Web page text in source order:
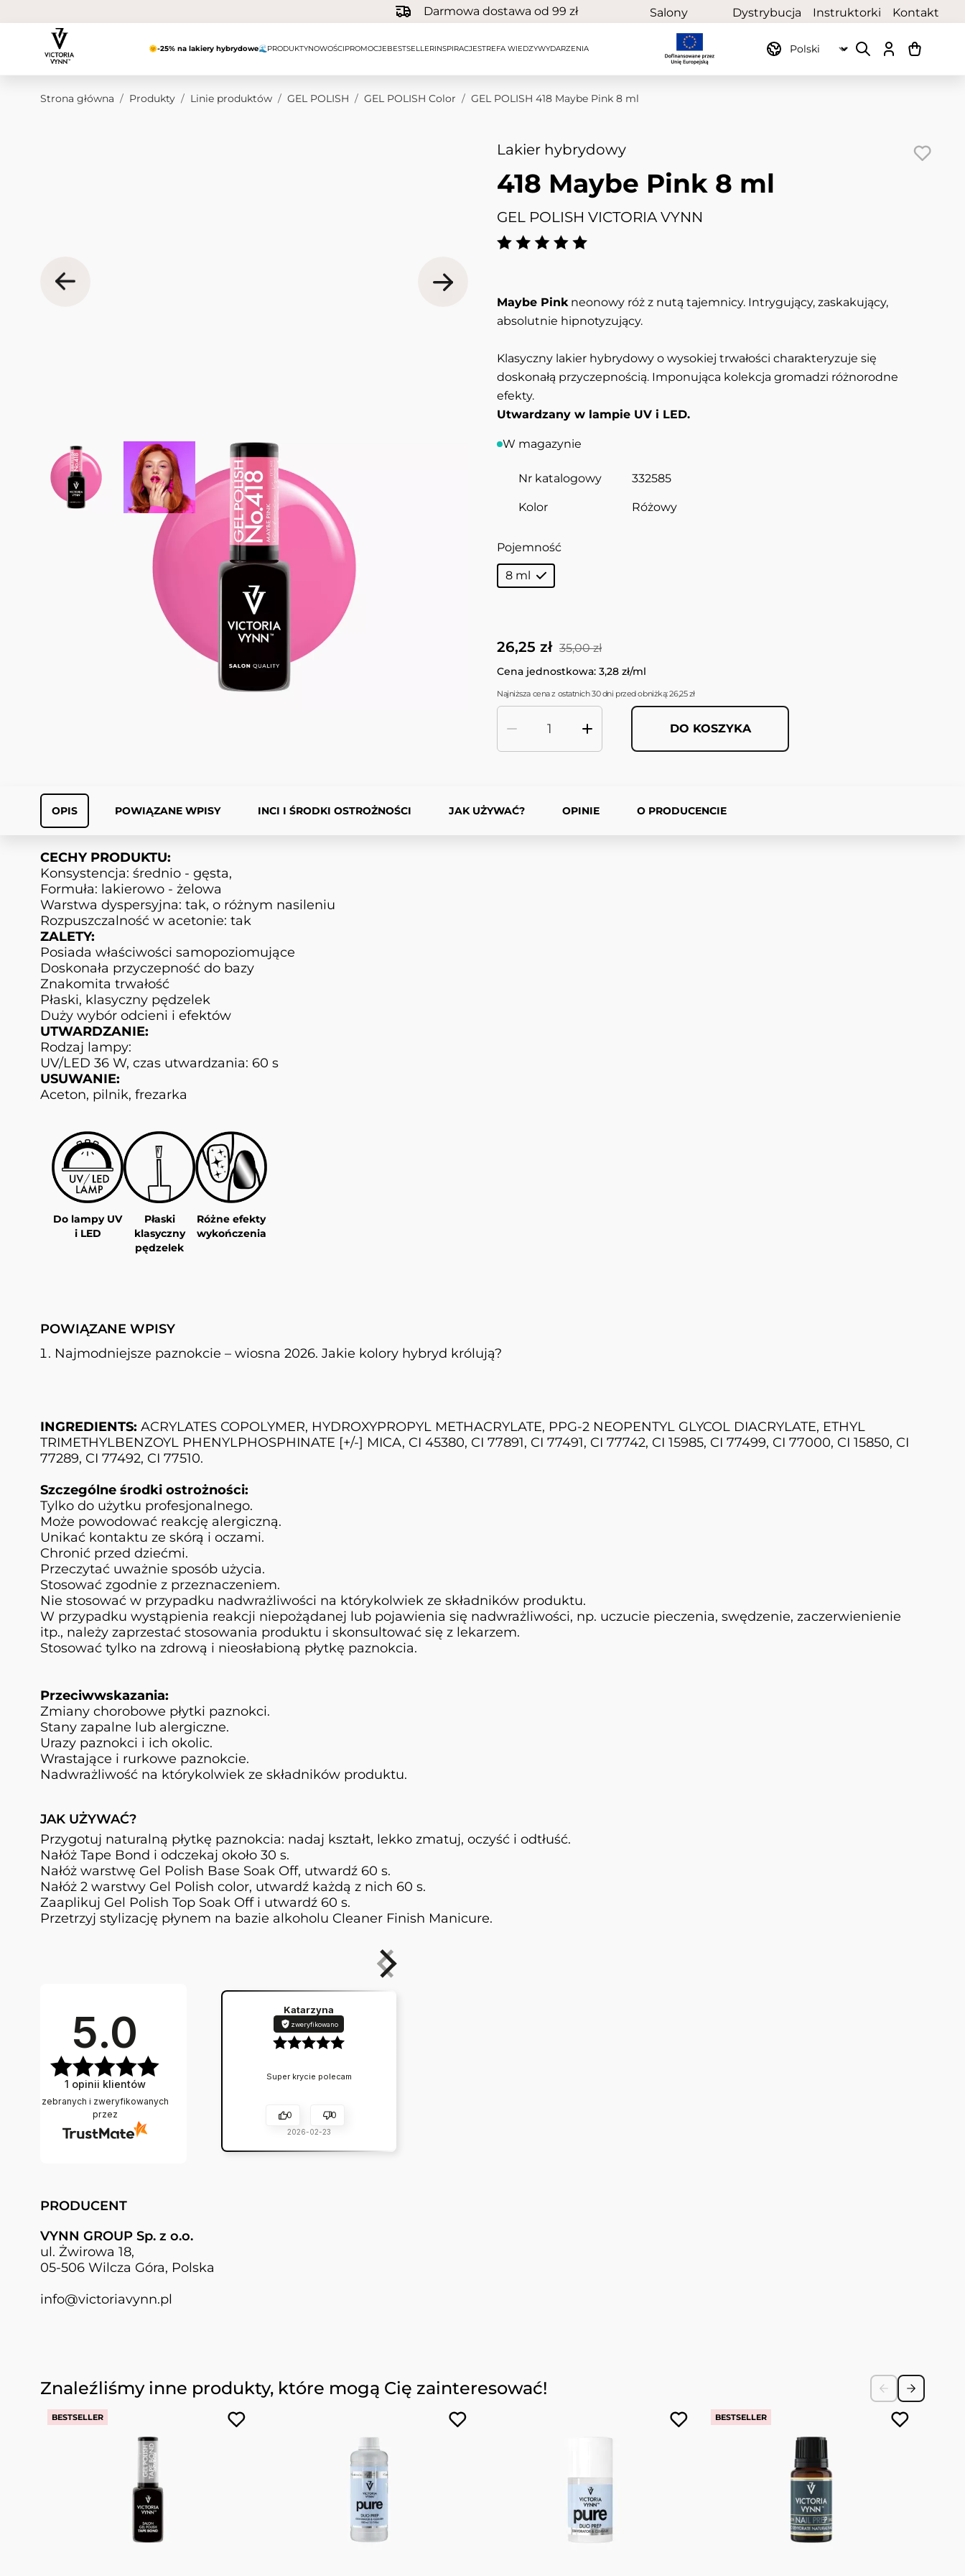
Darmowa dostawa od 99 zł
Salony
partnerskie
Dystrybucja Instruktorki Kontakt
🌞-25% na lakiery hybrydowe🌊 PRODUKTYNOWOŚCIPROMOCJEBESTSELLERINSPIRACJESTREFA WIEDZYWYDARZENIA
Strona główna / Produkty / Linie produktów / GEL POLISH / GEL POLISH Color / GEL POLISH 418 Maybe Pink 8 ml
Lakier hybrydowy
418 Maybe Pink 8 ml
GEL POLISH VICTORIA VYNN
View larger imageView larger image
Maybe Pinkneonowy róż z nutą tajemnicy. Intrygujący, zaskakujący,
absolutnie hipnotyzujący.
Klasyczny lakier hybrydowy o wysokiej trwałości charakteryzuje się
doskonałą przyczepnością. Imponująca kolekcja gromadzi różnorodne
efekty.
Utwardzany w lampie UV i LED.
W magazynie
Nr katalogowy 332585
Kolor Różowy
Pojemność
8 ml
35,00 zł
26,25 zł
Cena jednostkowa: 3,28 zł/ml
Najniższa cena z ostatnich 30 dni przed obniżką: 26,25 zł
DO KOSZYKA
OPIS POWIĄZANE WPISY INCI I ŚRODKI OSTROŻNOŚCI JAK UŻYWAĆ? OPINIE O PRODUCENCIE
CECHY PRODUKTU:
Konsystencja: średnio - gęsta,
Formuła: lakierowo - żelowa
Warstwa dyspersyjna: tak, o różnym nasileniu
Rozpuszczalność w acetonie: tak
ZALETY:
Posiada właściwości samopoziomujące
Doskonała przyczepność do bazy
Znakomita trwałość
Płaski, klasyczny pędzelek
Duży wybór odcieni i efektów
UTWARDZANIE:
Rodzaj lampy:
UV/LED 36 W, czas utwardzania: 60 s
USUWANIE:
Aceton, pilnik, frezarka
Do lampy UV
i LED
Płaski
klasyczny
pędzelek
Różne efekty
wykończenia
POWIĄZANE WPISY
Najmodniejsze paznokcie – wiosna 2026. Jakie kolory hybryd królują?
INGREDIENTS: ACRYLATES COPOLYMER, HYDROXYPROPYL METHACRYLATE, PPG-2 NEOPENTYL GLYCOL DIACRYLATE, ETHYL
TRIMETHYLBENZOYL PHENYLPHOSPHINATE [+/-] MICA, CI 45380, CI 77891, CI 77491, CI 77742, CI 15985, CI 77499, CI 77000, CI 15850, CI
77289, CI 77492, CI 77510.
Szczególne środki ostrożności:
Tylko do użytku profesjonalnego.
Może powodować reakcję alergiczną.
Unikać kontaktu ze skórą i oczami.
Chronić przed dziećmi.
Przeczytać uważnie sposób użycia.
Stosować zgodnie z przeznaczeniem.
Nie stosować w przypadku nadwrażliwości na którykolwiek ze składników produktu.
W przypadku wystąpienia reakcji niepożądanej lub pojawienia się nadwrażliwości, np. uczucie pieczenia, swędzenie, zaczerwienienie
itp., należy zaprzestać stosowania produktu i skonsultować się z lekarzem.
Stosować tylko na zdrową i nieosłabioną płytkę paznokcia.
Przeciwwskazania:
Zmiany chorobowe płytki paznokci.
Stany zapalne lub alergiczne.
Urazy paznokci i ich okolic.
Wrastające i rurkowe paznokcie.
Nadwrażliwość na którykolwiek ze składników produktu.
JAK UŻYWAĆ?
Przygotuj naturalną płytkę paznokcia: nadaj kształt, lekko zmatuj, oczyść i odtłuść.
Nałóż Tape Bond i odczekaj około 30 s.
Nałóż warstwę Gel Polish Base Soak Off, utwardź 60 s.
Nałóż 2 warstwy Gel Polish color, utwardź każdą z nich 60 s.
Zaaplikuj Gel Polish Top Soak Off i utwardź 60 s.
Przetrzyj stylizację płynem na bazie alkoholu Cleaner Finish Manicure.
5.0
1 opinii klientów
zebranych i zweryfikowanych
przez
Katarzyna
zweryfikowano
Super krycie polecam
0 0
2026-02-23
PRODUCENT
VYNN GROUP Sp. z o.o.
ul. Żwirowa 18,
05-506 Wilcza Góra, Polska
info@victoriavynn.pl
Naciśnij, aby pominąć karuzelę
Znaleźliśmy inne produkty, które mogą Cię zainteresować!
BESTSELLER BESTSELLER